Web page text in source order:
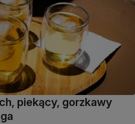
piekący, gorzkawy